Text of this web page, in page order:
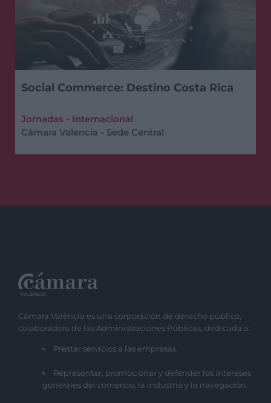
Social Commerce: Destino Costa Rica
Jornadas - Internacional
Cámara Valencia - Sede Central
Cámara València es una corporación de derecho público,
colaboradora de las Administraciones Públicas, dedicada a:
Prestar servicios a las empresas.
Representar, promocionar y defender los intereses
generales del comercio, la industria y la navegación.